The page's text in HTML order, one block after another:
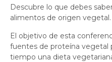
Descubre lo que debes
alimentos de origen vegetal.
El objetivo de esta
fuentes de proteína vegetal
tiempo una dieta